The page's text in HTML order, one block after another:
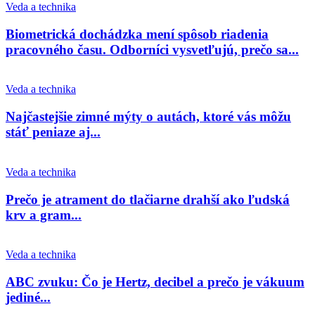
Veda a technika
Biometrická dochádzka mení spôsob riadenia
pracovného času. Odborníci vysvetľujú, prečo sa...
Veda a technika
Najčastejšie zimné mýty o autách, ktoré vás môžu
stáť peniaze aj...
Veda a technika
Prečo je atrament do tlačiarne drahší ako ľudská
krv a gram...
Veda a technika
ABC zvuku: Čo je Hertz, decibel a prečo je vákuum
jediné...